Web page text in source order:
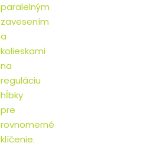
paralelným
zavesením
a
kolieskami
na
reguláciu
hĺbky
pre
rovnomerné
klíčenie.